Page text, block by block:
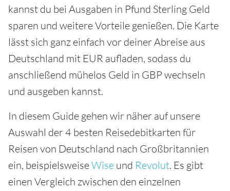
kannst du bei Ausgaben in Pfund Sterling Geld
sparen und weitere Vorteile genießen. Die Karte
lässt sich ganz einfach vor deiner Abreise aus
Deutschland mit EUR aufladen, sodass du
anschließend mühelos Geld in GBP wechseln
und ausgeben kannst.
In diesem Guide gehen wir näher auf unsere
Auswahl der 4 besten Reisedebitkarten für
Reisen von Deutschland nach Großbritannien
ein, beispielsweiseWise und Revolut. Es gibt
einen Vergleich zwischen den einzelnen